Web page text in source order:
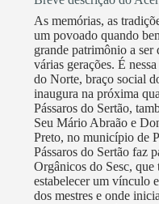
no Nordeste do Brasil, a
Casa Grande Memorial
preservação, vivificação e
artísticas populares de
sua mobilização para um
sustentabilidade e
hoje suficientemente
ganhar o mundo, ao
populares, da qualidade
reforço identitário das
As memórias, as
um povoado quando
grande patrimônio a ser
várias gerações. É
do Norte, braço social
inaugura na próxima
Pássaros do Sertão,
Seu Mário Abraão e
Preto, no município de
Pássaros do Sertão faz
Orgânicos do Sesc,
estabelecer um vínculo
dos mestres e onde